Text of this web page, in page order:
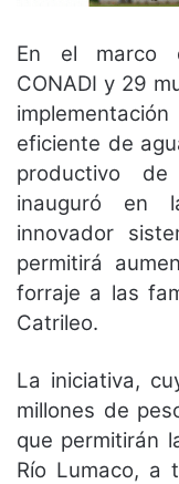
En el marco
CONADI y 29
eficiente de
productivo
inauguró en
innovador
permitirá
forraje a las
Catrileo.
La iniciativa,
millones de
que permitirán
Río Lumaco, a